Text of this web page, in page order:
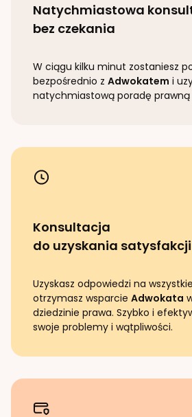
Natychmiastowa
bez czekania
W ciągu kilku minut zostaniesz
bezpośrednio z Adwokatem i
natychmiastową poradę prawną
Konsultacja
do uzyskania satysfakcji
Uzyskasz odpowiedzi na
otrzymasz wsparcie Adwokata
dziedzinie prawa. Szybko i
swoje problemy i wątpliwości.